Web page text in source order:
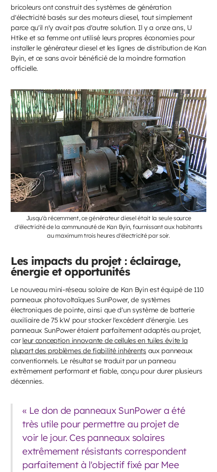
bricoleurs ont construit des systèmes de génération
d'électricité basés sur des moteurs diesel, tout simplement
parce qu'il n'y avait pas d'autre solution. Il y a onze ans, U
Htike et sa femme ont utilisé leurs propres économies pour
installer le générateur diesel et les lignes de distribution de Kan
Byin, et ce sans avoir bénéficié de la moindre formation
officielle.
Jusqu'à récemment, ce générateur diesel était la seule source
d'électricité de la communauté de Kan Byin, fournissant aux habitants
au maximum trois heures d'électricité par soir.
Les impacts du projet : éclairage,
énergie et opportunités
Le nouveau mini-réseau solaire de Kan Byin est équipé de 110
panneaux photovoltaïques SunPower, de systèmes
électroniques de pointe, ainsi que d'un système de batterie
auxiliaire de 75 kW pour stocker l'excédent d'énergie. Les
panneaux SunPower étaient parfaitement adaptés au projet,
car leur conception innovante de cellules en tuiles évite la
plupart des problèmes de fiabilité inhérents aux panneaux
conventionnels. Le résultat se traduit par un panneau
extrêmement performant et fiable, conçu pour durer plusieurs
décennies.
« Le don de panneaux SunPower a été
très utile pour permettre au projet de
voir le jour. Ces panneaux solaires
extrêmement résistants correspondent
parfaitement à l'objectif fixé par Mee